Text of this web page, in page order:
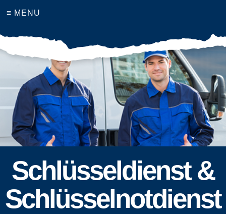
≡ MENU
Schlüsseldienst &
Schlüsselnotdienst